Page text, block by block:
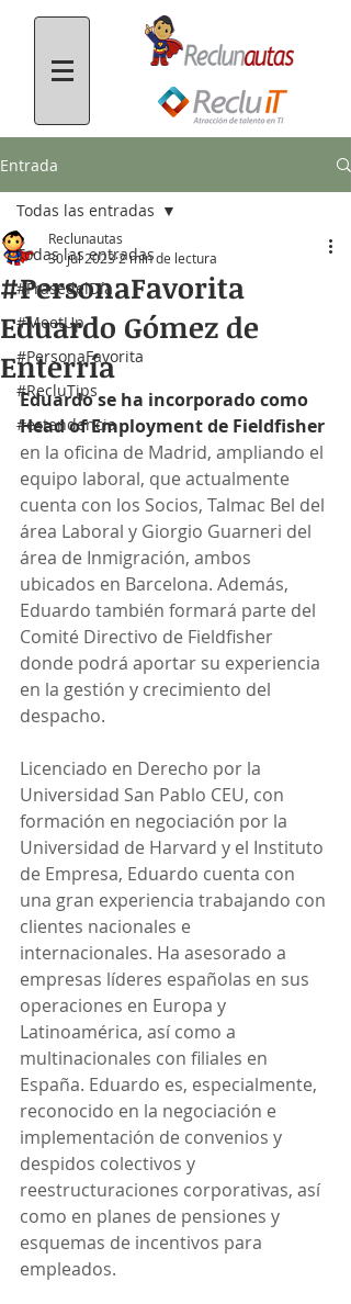
Entrada
Todas las entradas
#FrasedelDía
#MeetUp
#PersonaFavorita
#RecluTips
#estendencia
Todas las entradas
#PersonaFavorita
Eduardo Gómez de
Enterría
Reclunautas
30 jul 20232 min de lectura
Eduardo se ha incorporado como
Head of Employment de Fieldfisher
en la oficina de Madrid, ampliando el
equipo laboral, que actualmente
cuenta con los Socios, Talmac Bel del
área Laboral y Giorgio Guarneri del
área de Inmigración, ambos
ubicados en Barcelona. Además,
Eduardo también formará parte del
Comité Directivo de Fieldfisher
donde podrá aportar su experiencia
en la gestión y crecimiento del
despacho.
Licenciado en Derecho por la
Universidad San Pablo CEU, con
formación en negociación por la
Universidad de Harvard y el Instituto
de Empresa, Eduardo cuenta con
una gran experiencia trabajando con
clientes nacionales e
internacionales. Ha asesorado a
empresas líderes españolas en sus
operaciones en Europa y
Latinoamérica, así como a
multinacionales con filiales en
España. Eduardo es, especialmente,
reconocido en la negociación e
implementación de convenios y
despidos colectivos y
reestructuraciones corporativas, así
como en planes de pensiones y
esquemas de incentivos para
empleados.